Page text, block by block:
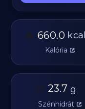
🔥 660.0 kcal
Kalória
🥔 23.7 g
Szénhidrát